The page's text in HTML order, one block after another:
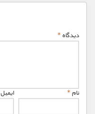
مستند های اختصاصی
دیدگاه*
نام* ایمیل